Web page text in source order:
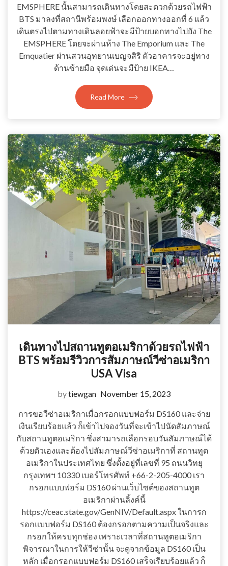
EMSPHERE นั้นสามารถเดินทางโดยสะดวกด้วยรถไฟฟ้า
BTS มาลงที่สถานีพร้อมพงษ์ เลือกออกทางออกที่ 6 แล้ว
เดินตรงไปตามทางเดินลอยฟ้าจะมีป้ายบอกทางไปยัง The
EMSPHERE โดยจะผ่านห้าง The Emporium และ The
Emquatier ผ่านสวนอุทยานเบญจสิริ ตัวอาคารจะอยู่ทาง
ด้านซ้ายมือ จุดเด่นจะมีป้าย IKEA…
Read More
เดินทางไปสถานทูตอเมริกาด้วยรถไฟฟ้า
BTS พร้อมรีวิวการสัมภาษณ์วีซ่าอเมริกา
USA Visa
bytiewgan November 15, 2023
การขอวีซ่าอเมริกาเมื่อกรอกแบบฟอร์ม DS160 และจ่าย
เงินเรียบร้อยแล้ว ก็เข้าไปจองวันที่จะเข้าไปนัดสัมภาษณ์
กับสถานทูตอเมริกา ซึ่งสามารถเลือกรอบวันสัมภาษณ์ได้
ด้วยตัวเองและต้องไปสัมภาษณ์วีซ่าอเมริกาที่ สถานทูต
อเมริกาในประเทศไทย ซึ่งตั้งอยู่ที่เลขที่ 95 ถนนวิทยุ
กรุงเทพฯ 10330 เบอร์โทรศัพท์ +66-2-205-4000 เรา
กรอกแบบฟอร์ม DS160 ผ่านเว็บไซต์ของสถานทูต
อเมริกาผ่านลิ้งค์นี้
https://ceac.state.gov/GenNIV/Default.aspx ในการก
รอกแบบฟอร์ม DS160 ต้องกรอกตามความเป็นจริงและ
กรอกให้ครบทุกช่อง เพราะเวลาที่สถานทูตอเมริกา
พิจารณาในการให้วีซ่านั้น จะดูจากข้อมูล DS160 เป็น
หลัก เมื่อกรอกแบบฟอร์ม DS160 เสร็จเรียบร้อยแล้ว ก็